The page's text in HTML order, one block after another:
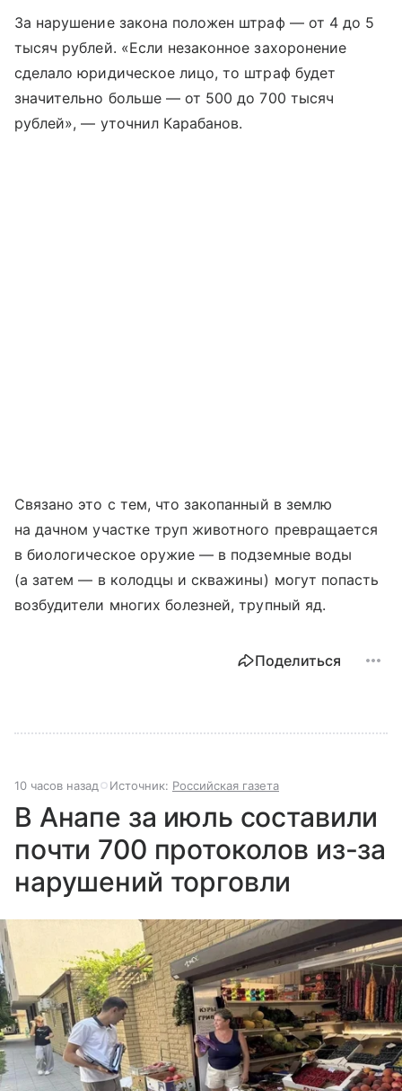
За нарушение закона положен штраф — от 4 до 5
тысяч рублей. «Если незаконное захоронение
сделало юридическое лицо, то штраф будет
значительно больше — от 500 до 700 тысяч
рублей», — уточнил Карабанов.
Связано это с тем, что закопанный в землю
на дачном участке труп животного превращается
в биологическое оружие — в подземные воды
(а затем — в колодцы и скважины) могут попасть
возбудители многих болезней, трупный яд.
Поделиться
10 часов назад Источник: Российская газета
В Анапе за июль составили
почти 700 протоколов из-за
нарушений торговли